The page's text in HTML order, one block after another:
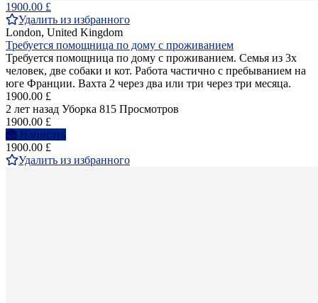
1900.00 £
Удалить из избранного
London, United Kingdom
Требуется помощница по дому с проживанием
Требуется помощница по дому с проживанием. Семья из 3х
человек, две собаки и кот. Работа частично с пребыванием на
юге Франции. Вахта 2 через два или три через три месяца.
1900.00 £
2 лет назад Уборка 815 Просмотров
1900.00 £
Написать
1900.00 £
Удалить из избранного